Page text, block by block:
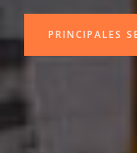
PRINCIPALES